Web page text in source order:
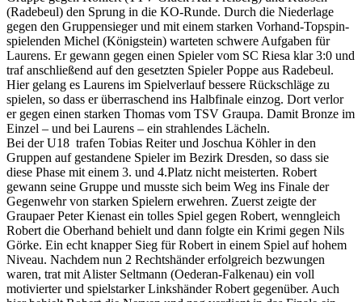
(Radebeul) den Sprung in die KO-Runde. Durch die Niederlage
gegen den Gruppensieger und mit einem starken Vorhand-Topspin-
spielenden Michel (Königstein) warteten schwere Aufgaben für
Laurens. Er gewann gegen einen Spieler vom SC Riesa klar 3:0 und
traf anschließend auf den gesetzten Spieler Poppe aus Radebeul.
Hier gelang es Laurens im Spielverlauf bessere Rückschläge zu
spielen, so dass er überraschend ins Halbfinale einzog. Dort verlor
er gegen einen starken Thomas vom TSV Graupa. Damit Bronze im
Einzel – und bei Laurens – ein strahlendes Lächeln.
Bei der U18 trafen Tobias Reiter und Joschua Köhler in den
Gruppen auf gestandene Spieler im Bezirk Dresden, so dass sie
diese Phase mit einem 3. und 4.Platz nicht meisterten. Robert
gewann seine Gruppe und musste sich beim Weg ins Finale der
Gegenwehr von starken Spielern erwehren. Zuerst zeigte der
Graupaer Peter Kienast ein tolles Spiel gegen Robert, wenngleich
Robert die Oberhand behielt und dann folgte ein Krimi gegen Nils
Görke. Ein echt knapper Sieg für Robert in einem Spiel auf hohem
Niveau. Nachdem nun 2 Rechtshänder erfolgreich bezwungen
waren, trat mit Alister Seltmann (Oederan-Falkenau) ein voll
motivierter und spielstarker Linkshänder Robert gegenüber. Auch